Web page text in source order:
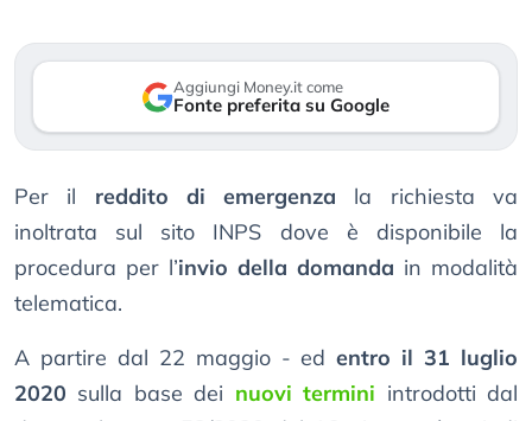
Aggiungi Money.it come
Fonte preferita su Google
Per il reddito di emergenza la richiesta va
inoltrata sul sito INPS dove è disponibile la
procedura per l’invio della domanda in modalità
telematica.
A partire dal 22 maggio - edentro il 31 luglio
2020 sulla base dei nuovi termini introdotti dal